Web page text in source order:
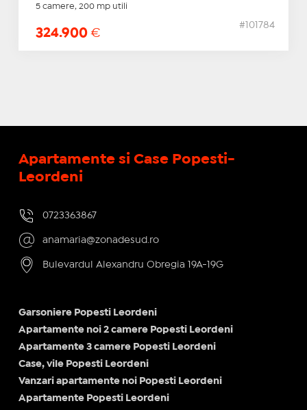
5 camere, 200 mp utili
324.900 €
#101784
Apartamente si Case Popesti-
Leordeni
0723363867
anamaria@zonadesud.ro
Bulevardul Alexandru Obregia 19A-19G
Garsoniere Popesti Leordeni
Apartamente noi 2 camere Popesti Leordeni
Apartamente 3 camere Popesti Leordeni
Case, vile Popesti Leordeni
Vanzari apartamente noi Popesti Leordeni
Apartamente Popesti Leordeni